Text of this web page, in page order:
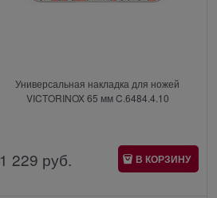
Универсальная накладка для ножей
VICTORINOX 65 мм C.6484.4.10
1 229 руб. В КОРЗИНУ